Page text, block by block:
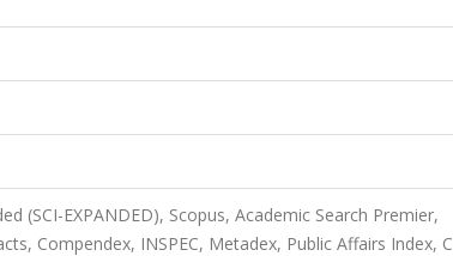
(SCI-EXPANDED), Scopus, Academic Search Premier,
Compendex, INSPEC, Metadex, Public Affairs Index,